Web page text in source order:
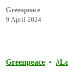
Greenpeace
9 April 2024
Greenpeace